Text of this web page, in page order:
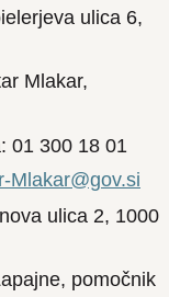
ulica 6,
Mlakar,
01 300 18 01
Mlakar@gov.si
ulica 2, 1000
pomočnik